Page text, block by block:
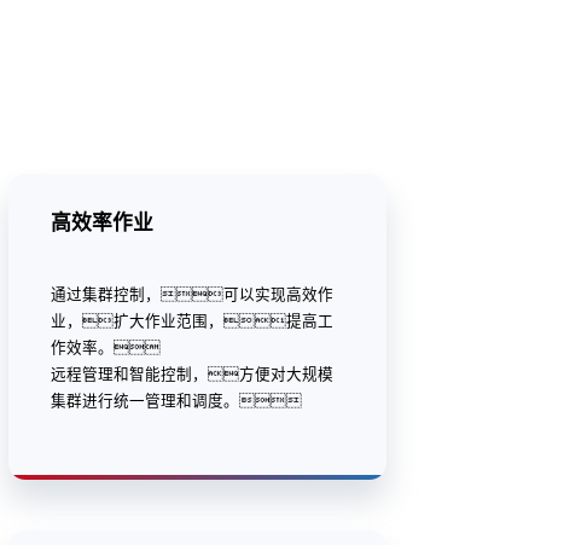
高效率作业
通过集群控制，可以实现高效作
业，扩大作业范围，提高工
作效率。
远程管理和智能控制，方便对大规模
集群进行统一管理和调度。